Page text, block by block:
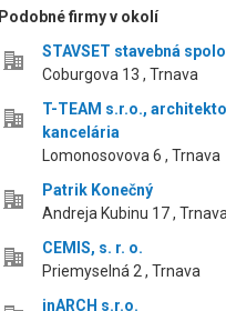
Podobné firmy v okolí
STAVSET stavebná
Coburgova 13 , Trnava
T-TEAM s.r.o.,
kancelária
Lomonosovova 6 , Trnava
Patrik Konečný
Andreja Kubinu 17 , Trnava
CEMIS, s. r. o.
Priemyselná 2 , Trnava
inARCH s.r.o.